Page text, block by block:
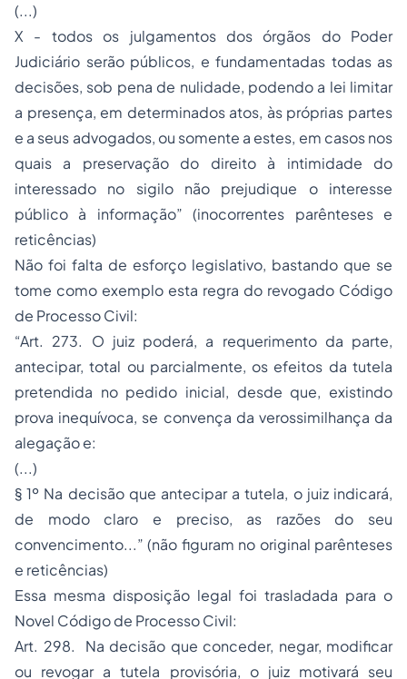
(...)
X - todos os julgamentos dos órgãos do Poder
Judiciário serão públicos, e fundamentadas todas as
decisões, sob pena de nulidade, podendo a lei limitar
a presença, em determinados atos, às próprias partes
e a seus advogados, ou somente a estes, em casos nos
quais a preservação do direito à intimidade do
interessado no sigilo não prejudique o interesse
público à informação” (inocorrentes parênteses e
reticências)
Não foi falta de esforço legislativo, bastando que se
tome como exemplo esta regra do revogado Código
de Processo Civil:
“Art. 273. O juiz poderá, a requerimento da parte,
antecipar, total ou parcialmente, os efeitos da tutela
pretendida no pedido inicial, desde que, existindo
prova inequívoca, se convença da verossimilhança da
alegação e:
(...)
§ 1º Na decisão que antecipar a tutela, o juiz indicará,
de modo claro e preciso, as razões do seu
convencimento...” (não figuram no original parênteses
e reticências)
Essa mesma disposição legal foi trasladada para o
Novel Código de Processo Civil:
Art. 298. Na decisão que conceder, negar, modificar
ou revogar a tutela provisória, o juiz motivará seu